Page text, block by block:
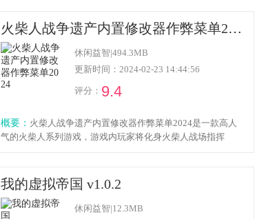
挑战自我，游戏还支持设置陷阱以及呈现各种物理反应，感
兴趣的玩家快来了解一下吧。
火柴人战争遗产内置修改器作弊菜单2024 v2023.5.168
休闲益智|494.3MB
更新时间：2024-02-23 14:44:56
评分： 9.4
概要： 火柴人战争遗产内置修改器作弊菜单2024是一款高人
气的火柴人系列游戏，游戏内玩家将化身火柴人战场指挥
我的虚拟帝国 v1.0.2
休闲益智|12.3MB